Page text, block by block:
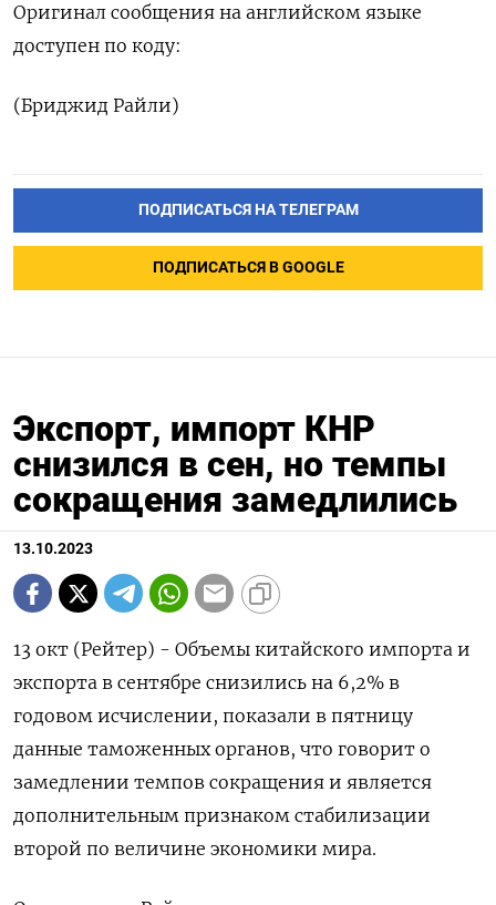
Оригинал сообщения на английском языке
доступен по коду:
(Бриджид Райли)
ПОДПИСАТЬСЯ НА ТЕЛЕГРАМ
ПОДПИСАТЬСЯ В GOOGLE
Экспорт, импорт КНР
снизился в сен, но темпы
сокращения замедлились
13.10.2023
13 окт (Рейтер) - Объемы китайского импорта и
экспорта в сентябре снизились на 6,2% в
годовом исчислении, показали в пятницу
данные таможенных органов, что говорит о
замедлении темпов сокращения и является
дополнительным признаком стабилизации
второй по величине экономики мира.